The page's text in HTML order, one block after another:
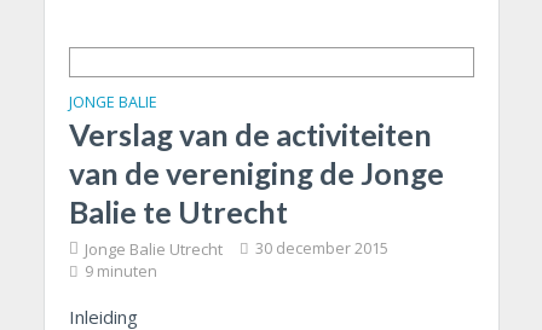
JONGE BALIE
Verslag van de activiteiten
van de vereniging de Jonge
Balie te Utrecht
Jonge Balie Utrecht
30 december 2015
9 minuten
Inleiding